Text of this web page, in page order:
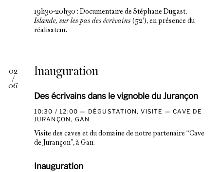
19h30-20h30 : Documentaire de Stéphane Dugast,
Islande, sur les pas des écrivains (52’), en présence du
réalisateur.
02
/
06
Inauguration
Des écrivains dans le vignoble du Jurançon
10:30 / 12:00 DÉGUSTATION, VISITE
CAVE DE
JURANÇON, GAN
Visite des caves et du domaine de notre partenaire “Cave
de Jurançon”, à Gan.
Inauguration